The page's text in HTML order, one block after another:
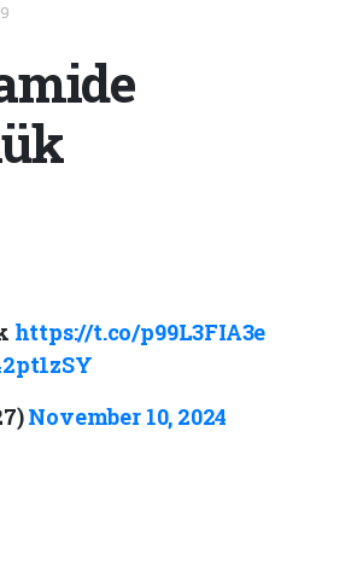
https://t.co/p99L3FIA3e
November 10, 2024